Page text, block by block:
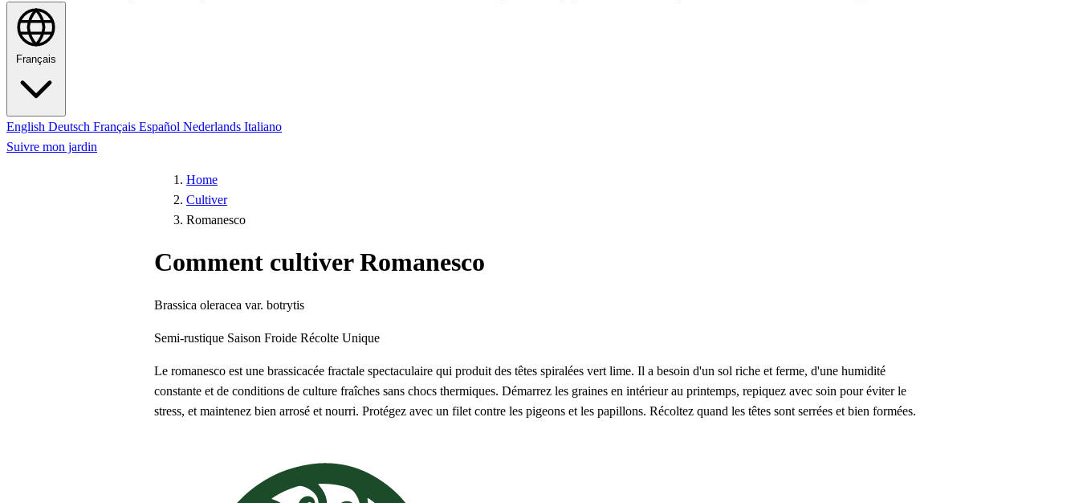
Français
English Deutsch Français Español Nederlands Italiano
Suivre mon jardin
Home
Cultiver
Romanesco
Comment cultiver Romanesco
Brassica oleracea var. botrytis
Semi-rustique Saison Froide Récolte Unique
Le romanesco est une brassicacée fractale spectaculaire qui produit des têtes spiralées vert lime. Il a besoin d'un sol riche et ferme, d'une humidité
constante et de conditions de culture fraîches sans chocs thermiques. Démarrez les graines en intérieur au printemps, repiquez avec soin pour éviter le
stress, et maintenez bien arrosé et nourri. Protégez avec un filet contre les pigeons et les papillons. Récoltez quand les têtes sont serrées et bien formées.